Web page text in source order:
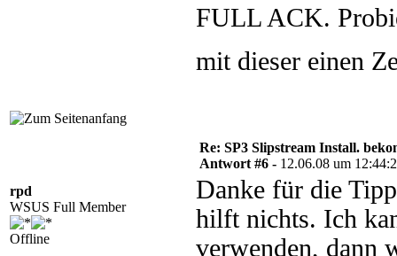
FULL ACK.
mit dieser einen
rpd
WSUS Full Member
Offline
Re: SP3 Slipstream Install.
Antwort #6 - 12.06.08 um
Danke für die
hilft nichts. Ich
verwenden, dann